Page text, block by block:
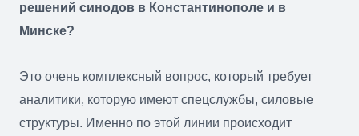
решений синодов в Константинополе и в
Минске?
Это очень комплексный вопрос, который требует
аналитики, которую имеют спецслужбы, силовые
структуры. Именно по этой линии происходит